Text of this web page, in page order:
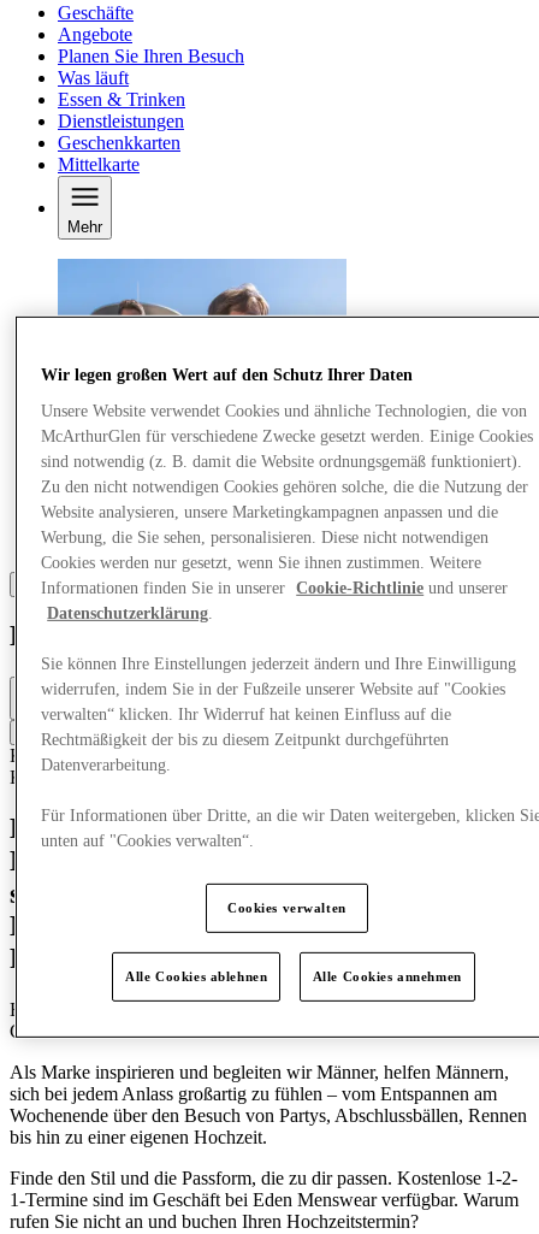
Geschäfte
Angebote
Planen Sie Ihren Besuch
Was läuft
Essen & Trinken
Dienstleistungen
Geschenkkarten
Mittelkarte
Mehr
Eden
Geschlossen
10am - 8pm
Kontaktiere den Store
Kinder KleidungFreizeitkleidung
Festliche
KleidungHerrenmode
Eden Menswear ist ein wachsendes
Modegeschäft, das sich darauf
spezialisiert hat, erstklassige Premium-
Marken von Anzügen bis zu
Freizeitkleidung zu präsentieren.
Händler von Marken wie Lyle & Scott, Penguin, Jack & Jones,
Cavani und vielen mehr.
Als Marke inspirieren und begleiten wir Männer, helfen Männern,
sich bei jedem Anlass großartig zu fühlen – vom Entspannen am
Wochenende über den Besuch von Partys, Abschlussbällen, Rennen
bis hin zu einer eigenen Hochzeit.
Finde den Stil und die Passform, die zu dir passen. Kostenlose 1-2-
1-Termine sind im Geschäft bei Eden Menswear verfügbar. Warum
rufen Sie nicht an und buchen Ihren Hochzeitstermin?
Wir legen großen Wert auf den Schutz Ihrer Daten
Unsere Website verwendet Cookies und ähnliche Technologien, die von
McArthurGlen für verschiedene Zwecke gesetzt werden. Einige Cookies
sind notwendig (z. B. damit die Website ordnungsgemäß funktioniert).
Zu den nicht notwendigen Cookies gehören solche, die die Nutzung der
Website analysieren, unsere Marketingkampagnen anpassen und die
Werbung, die Sie sehen, personalisieren. Diese nicht notwendigen
Cookies werden nur gesetzt, wenn Sie ihnen zustimmen. Weitere
Informationen finden Sie in unserer
Cookie-Richtlinie und unserer
Datenschutzerklärung.
Sie können Ihre Einstellungen jederzeit ändern und Ihre Einwilligung
widerrufen, indem Sie in der Fußzeile unserer Website auf "Cookies
verwalten“ klicken. Ihr Widerruf hat keinen Einfluss auf die
Rechtmäßigkeit der bis zu diesem Zeitpunkt durchgeführten
Datenverarbeitung.
Für Informationen über Dritte, an die wir Daten weitergeben, klicken
unten auf "Cookies verwalten“.
Cookies verwalten
Alle Cookies ablehnen Alle Cookies annehmen